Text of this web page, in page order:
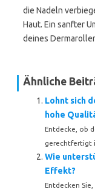
die Nadeln
Haut. Ein sanfter
deines
Ähnliche
Lohnt sich
hohe
Entdecke, ob
gerechtfertigt
Wie
Effekt?
Entdecken